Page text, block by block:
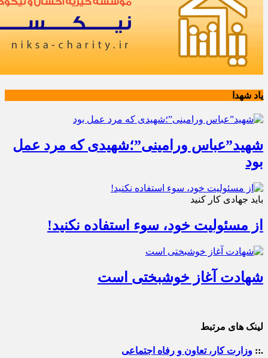
یاد شهدا
شهید”عباس ورامینی”؛شهیدی که مرد عمل
بود
باید جهادی کار کنید
از مسئولیت خود، سوء استفاده نکنید!
شهادت آغاز خوشبختی است
لینک های مرتبط
.:: وزارت کار، تعاون و رفاه اجتماعی